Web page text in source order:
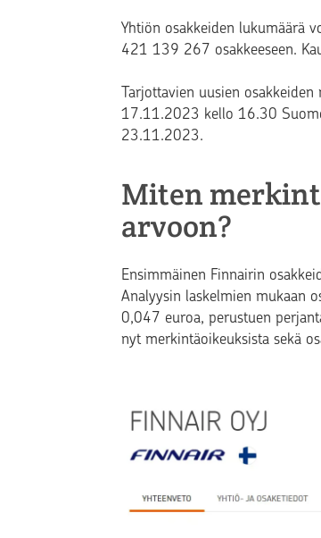
Yhtiön osakkeiden lukumäärä
421 139 267 osakkeeseen.
Tarjottavien uusien
17.11.2023 kello 16.30
23.11.2023.
Miten
arvoon?
Ensimmäinen Finnairin
Analyysin laskelmien mukaan
0,047 euroa, perustuen
nyt merkintäoikeuksista sekä